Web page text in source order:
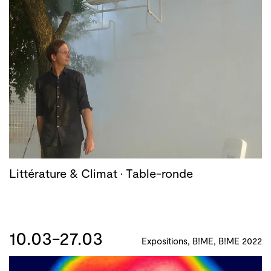
Littérature & Climat · Table-ronde
10.03-27.03 Expositions, B!ME, B!ME 2022